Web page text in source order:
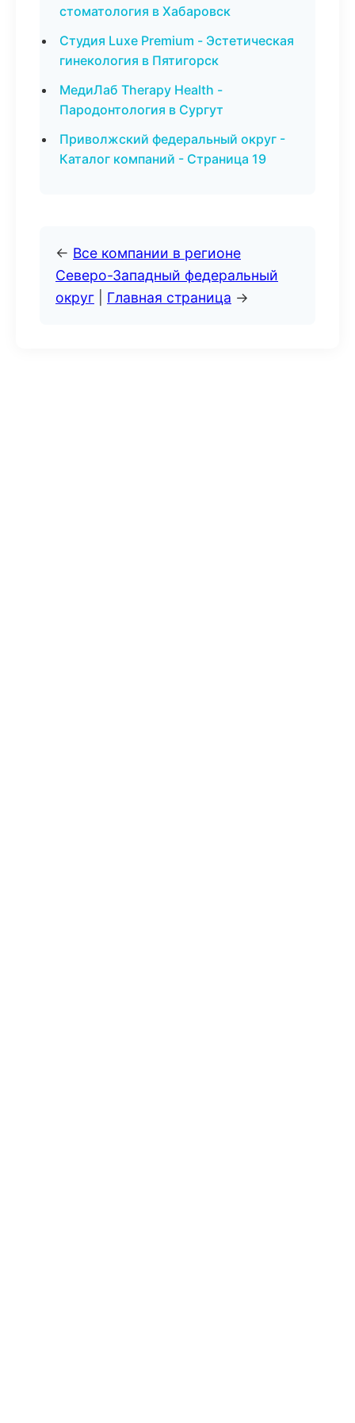
стоматология в Хабаровск
Студия Luxe Premium - Эстетическая
гинекология в Пятигорск
МедиЛаб Therapy Health -
Пародонтология в Сургут
Приволжский федеральный округ -
Каталог компаний - Страница 19
← Все компании в регионе
Северо-Западный федеральный
округ
Главная страница →